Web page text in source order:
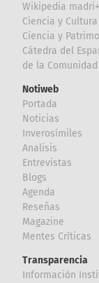
Wikipedia
Ciencia y Cultura
Ciencia y
Cátedra del
de la
Notiweb
Portada
Noticias
Inverosímiles
Analisis
Entrevistas
Blogs
Agenda
Reseñas
Magazine
Mentes Críticas
Transparencia
Información